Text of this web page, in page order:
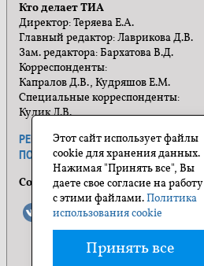
Кто делает ТИА
Директор: Теряева Е.А.
Главный редактор: Лаврикова Д.В.
Зам. редактора: Бархатова В.Д.
Корреспонденты:
Капралов Д.В., Кудряшов Е.М.
Специальные корреспонденты:
Кулик Л.В.
РЕКЛАМА ПРАВИЛА САЙТА
ПОЛИТИКА КОНФИДЕНЦИАЛЬНОСТИ
Социальные сети
Этот сайт использует файлы
cookie для хранения данных.
Нажимая "Принять все", Вы
даете свое согласие на работу
с этими файлами.Политика
использования cookie
Принять все